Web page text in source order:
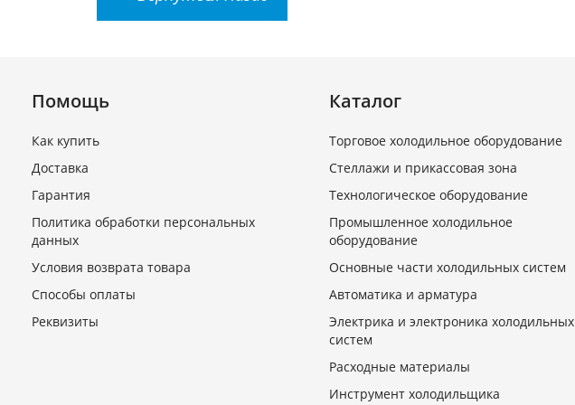
Помощь
Как купить
Доставка
Гарантия
Политика обработки персональных
данных
Условия возврата товара
Способы оплаты
Реквизиты
Каталог
Торговое холодильное оборудование
Стеллажи и прикассовая зона
Технологическое оборудование
Промышленное холодильное
оборудование
Основные части холодильных систем
Автоматика и арматура
Электрика и электроника холодильных
систем
Расходные материалы
Инструмент холодильщика